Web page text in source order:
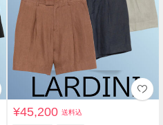
¥45,200送料込